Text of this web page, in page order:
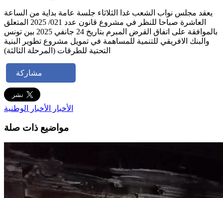
يعقد مجلس نواب الشعب غدا الثلاثاء جلسة عامة بداية من الساعة
العاشرة صباحا للنظر في مشروع قانون عدد 021/ 2025 المتعلق
بالموافقة على اتفاق القرض المبرم بتاريخ 24 جانفي 2025 بين تونس
والبنك الافريقي للتنمية للمساهمة في تمويل مشروع تطوير البنية
التحتية للطرقات (المرحلة الثالثة)
مشاركة
الأخبار الأخبار الوطنية
مواضيع ذات صلة